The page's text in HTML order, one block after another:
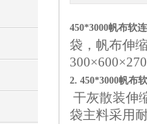
450*3000帆布软
袋，帆布伸
2. 450*3000帆布
干灰散装伸
袋主料采用